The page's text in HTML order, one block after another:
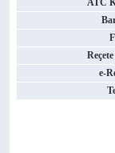
ATC
e-